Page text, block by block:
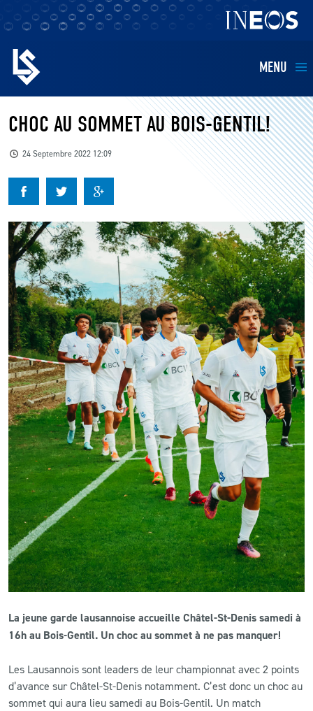
MENU
EQUIPES
BILLETTERIE
FANS
KIDS
BUSINESS
RESTAURATION
CLUB
CONTACT
ACTUALITÉS
LS E-SHOP
L’APP DU LS
LS ACADEMY CAMPS
MATCH DES CELEBRITES
PRESSE ET MEDIAS
CHOC AU SOMMET AU BOIS-GENTIL!
24 Septembre 2022 12:09
La jeune garde lausannoise accueille Châtel-St-Denis samedi à
16h au Bois-Gentil. Un choc au sommet à ne pas manquer!
Les Lausannois sont leaders de leur championnat avec 2 points
d’avance sur Châtel-St-Denis notamment. C’est donc un choc au
sommet qui aura lieu samedi au Bois-Gentil. Un match